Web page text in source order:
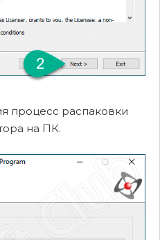
процесс распаковки
на ПК.